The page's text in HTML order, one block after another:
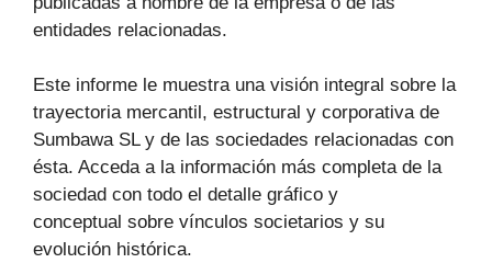
entidades relacionadas.
Este informe le muestra una visión integral sobre la
trayectoria mercantil, estructural y corporativa de
Sumbawa SL y de las sociedades relacionadas con
ésta. Acceda a la información más completa de la
sociedad con todo el detalle gráfico y
conceptual sobre vínculos societarios y su
evolución histórica.